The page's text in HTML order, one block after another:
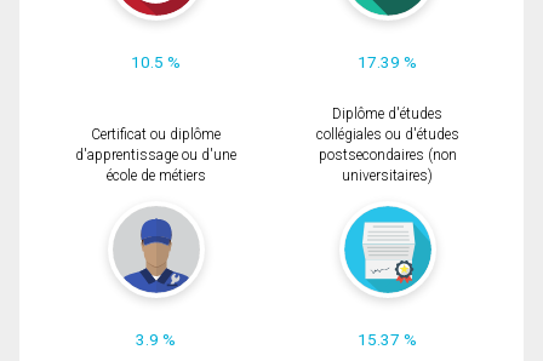
10.5 % 17.39 %
Certificat ou diplôme
d'apprentissage ou d'une
école de métiers
3.9 %
Diplôme d'études
collégiales ou d'études
postsecondaires (non
universitaires)
15.37 %